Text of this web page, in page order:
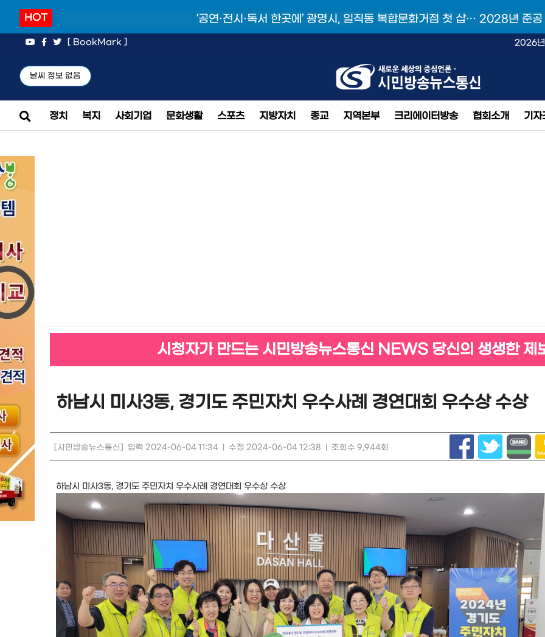
HOT ‘공연·전시·독서 한곳에’ 광명시, 일직동 복합문화거점 첫 삽… 2028년 준
[ BookMark ] 2026
날씨 정보 없음
정치 복지 사회기업 문화생활 스포츠 지방자치 종교 지역본부 크리에이터방송 협회소개 기자
시청자가 만드는 시민방송뉴스통신 NEWS 당신의 생생한 제
하남시 미사3동, 경기도 주민자치 우수사례 경연대회 우수상 수상
[시민방송뉴스통신] 입력 2024-06-04 11:34 수정 2024-06-04 12:38 조회수 9,944회
하남시 미사3동, 경기도 주민자치 우수사례 경연대회 우수상 수상